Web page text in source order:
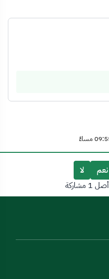
نعم
لا